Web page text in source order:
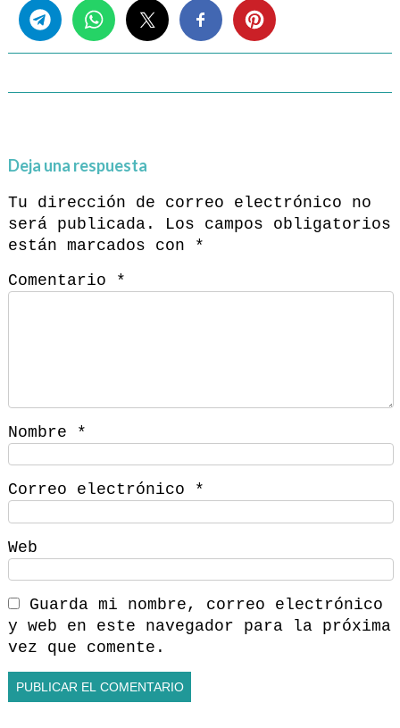
Deja una respuesta
Tu dirección de correo electrónico no
será publicada.
Los campos obligatorios
están marcados con
*
Comentario
*
Nombre *
Correo electrónico *
Web
Guarda mi nombre, correo electrónico
y web en este navegador para la próxima
vez que comente.